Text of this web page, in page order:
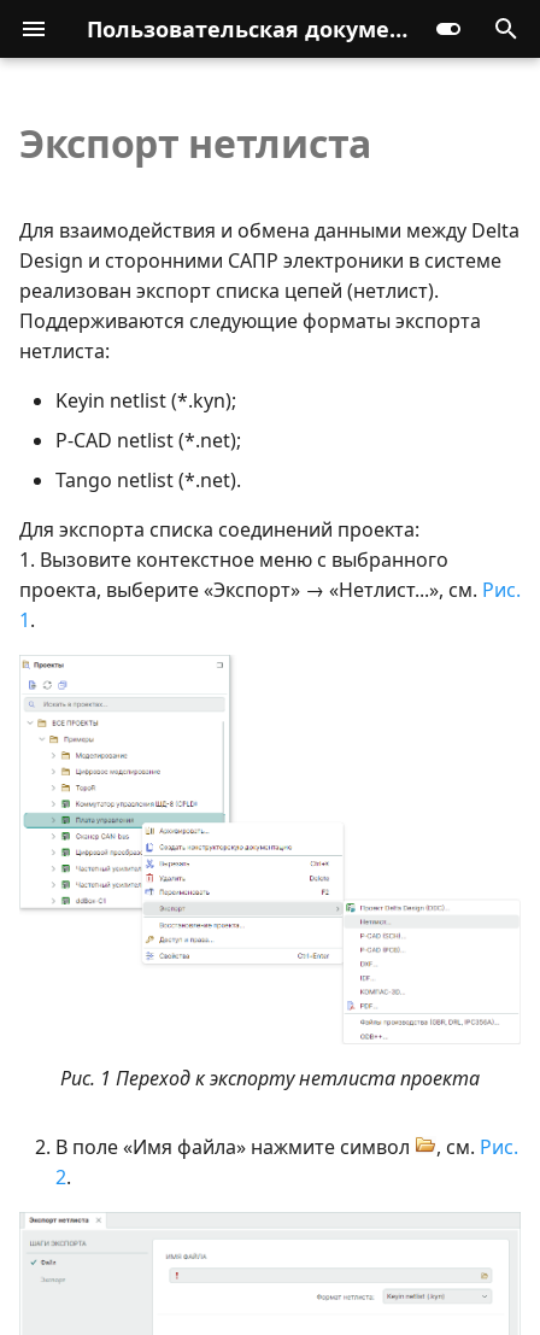
Пользовательская документация
Экспорт нетлиста
Для взаимодействия и обмена данными между Delta
Design и сторонними САПР электроники в системе
реализован экспорт списка цепей (нетлист).
Поддерживаются следующие форматы экспорта
нетлиста:
Keyin netlist (*.kyn);
P-CAD netlist (*.net);
Tango netlist (*.net).
Для экспорта списка соединений проекта:
1. Вызовите контекстное меню с выбранного
проекта, выберите «Экспорт» → «Нетлист...», см. Рис.
1.
Рис. 1 Переход к экспорту нетлиста проекта
В поле «Имя файла» нажмите символ , см. Рис.
2.